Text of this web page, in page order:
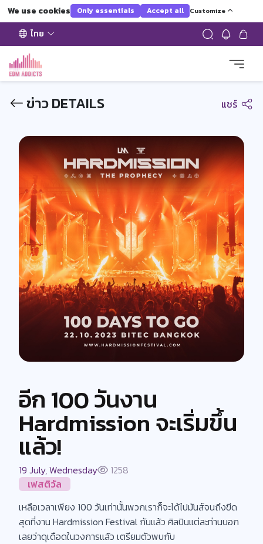
We use cookies Only essentials Accept all Customize
ไทย
ข่าว DETAILS แชร์
อีก 100 วันงาน
Hardmission จะเริ่มขึ้น
แล้ว!
19 July, Wednesday
1258
เฟสติวัล
เหลือเวลาเพียง 100 วันเท่านั้นพวกเราก็จะได้ไปมันส์จนถึงขีด
สุดที่งาน Hardmission Festival กันแล้ว ศิลปินแต่ละท่านบอก
เลยว่าดุเดือดในวงการแล้ว เตรียมตัวพบกับ